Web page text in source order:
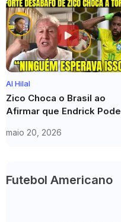
E Seguir Em Frente"
Al Hilal
Zico Choca o Brasil ao
Afirmar que Endrick Pode
Mundial
maio 20, 2026
Futebol Americano